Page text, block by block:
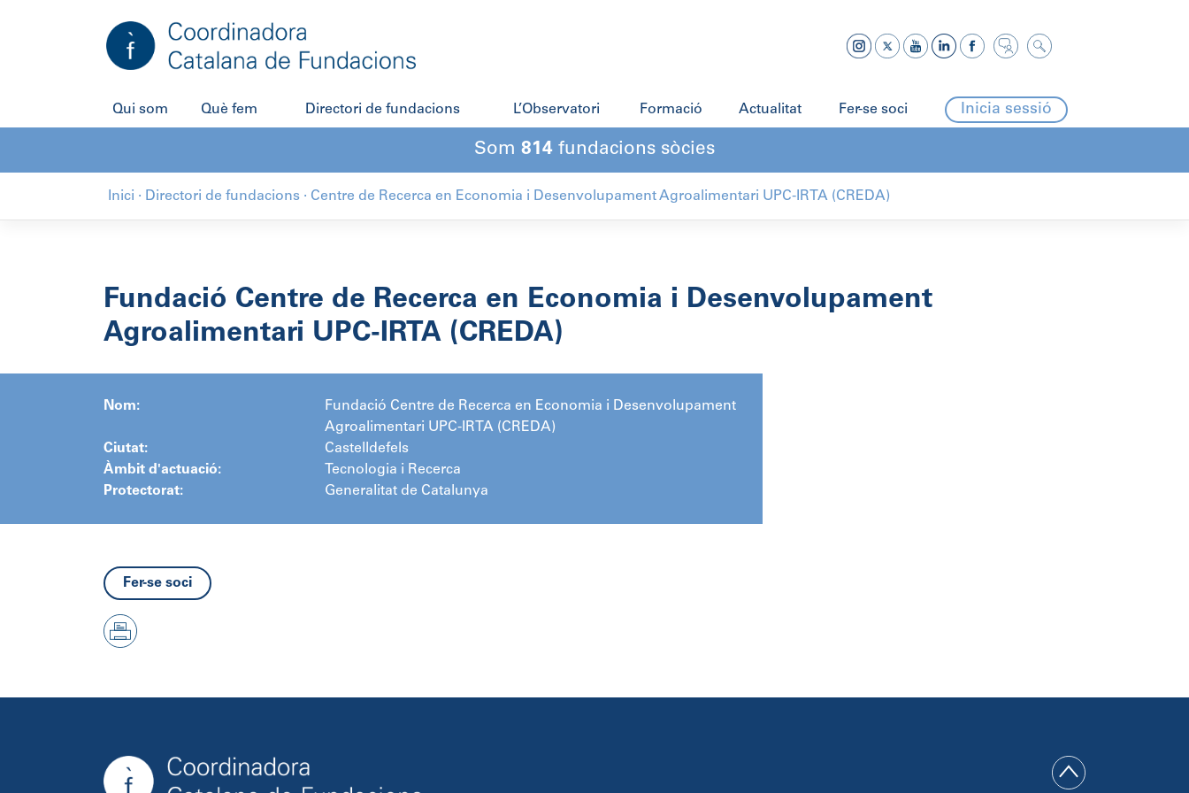
Qui som Què fem Directori de fundacions L’Observatori Formació Actualitat Fer-se soci Inicia sessió
Som 814 fundacions sòcies
Inici · Directori de fundacions · Centre de Recerca en Economia i Desenvolupament Agroalimentari UPC-IRTA (CREDA)
Fundació Centre de Recerca en Economia i Desenvolupament
Agroalimentari UPC-IRTA (CREDA)
Nom:
Fundació Centre de Recerca en Economia i Desenvolupament
Agroalimentari UPC-IRTA (CREDA)
Ciutat:
Castelldefels
Àmbit d'actuació:
Tecnologia i Recerca
Protectorat:
Generalitat de Catalunya
Fer-se soci